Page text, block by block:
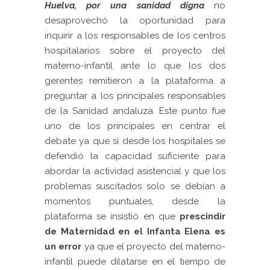
Huelva, por una sanidad dignano
desaprovechó la oportunidad para
inquirir a los responsables de los centros
hospitalarios sobre el proyecto del
materno-infantil ante lo que los dos
gerentes remitieron a la plataforma a
preguntar a los principales responsables
de la Sanidad andaluza. Este punto fue
uno de los principales en centrar el
debate ya que si desde los hospitales se
defendió la capacidad suficiente para
abordar la actividad asistencial y que los
problemas suscitados solo se debían a
momentos puntuales, desde la
plataforma se insistió en queprescindir
de Maternidad en el Infanta Elena es
un error ya que el proyecto del materno-
infantil puede dilatarse en el tiempo de